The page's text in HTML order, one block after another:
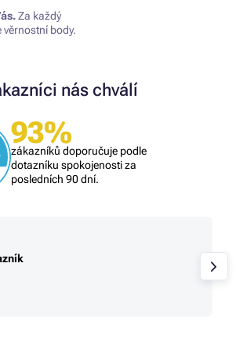
Za každý
věrnostní body.
nás chválí
93%
zákazníků doporučuje podle
dotazníku spokojenosti za
posledních 90 dní.